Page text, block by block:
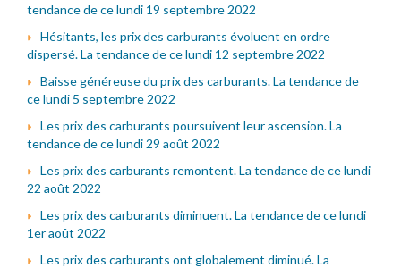
tendance de ce lundi 19 septembre 2022
Hésitants, les prix des carburants évoluent en ordre
dispersé. La tendance de ce lundi 12 septembre 2022
Baisse généreuse du prix des carburants. La tendance de
ce lundi 5 septembre 2022
Les prix des carburants poursuivent leur ascension. La
tendance de ce lundi 29 août 2022
Les prix des carburants remontent. La tendance de ce lundi
22 août 2022
Les prix des carburants diminuent. La tendance de ce lundi
1er août 2022
Les prix des carburants ont globalement diminué. La